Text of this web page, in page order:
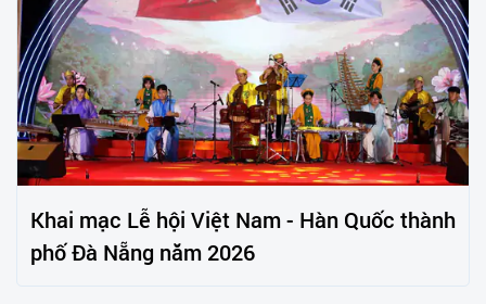
Khai mạc Lễ hội Việt Nam - Hàn Quốc thành
phố Đà Nẵng năm 2026